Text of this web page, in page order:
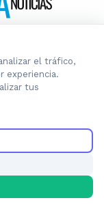
Ensenada, La
Aires.el tráfico,
experiencia.
tus